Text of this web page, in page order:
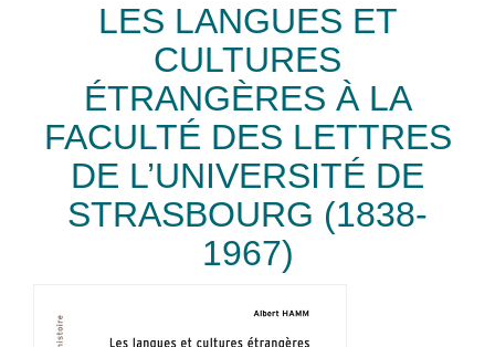
LES LANGUES ET
CULTURES
ÉTRANGÈRES À LA
FACULTÉ DES LETTRES
DE L’UNIVERSITÉ DE
STRASBOURG (1838-
1967)